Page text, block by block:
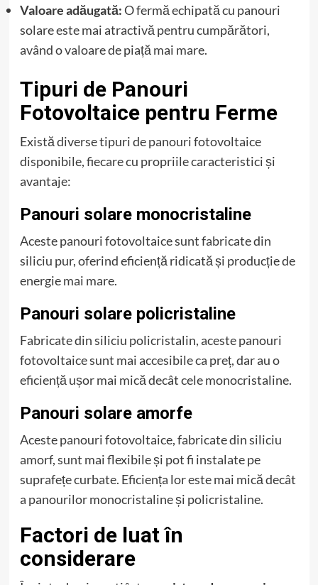
Valoare adăugată:O fermă echipată cu panouri
solare este mai atractivă pentru cumpărători,
având o valoare de piață mai mare.
Tipuri de Panouri
Fotovoltaice pentru Ferme
Există diverse tipuri de panouri fotovoltaice
disponibile, fiecare cu propriile caracteristici și
avantaje:
Panouri solare monocristaline
Aceste panouri fotovoltaice sunt fabricate din
siliciu pur, oferind eficiență ridicată și producție de
energie mai mare.
Panouri solare policristaline
Fabricate din siliciu policristalin, aceste panouri
fotovoltaice sunt mai accesibile ca preț, dar au o
eficiență ușor mai mică decât cele monocristaline.
Panouri solare amorfe
Aceste panouri fotovoltaice, fabricate din siliciu
amorf, sunt mai flexibile și pot fi instalate pe
suprafețe curbate. Eficiența lor este mai mică decât
a panourilor monocristaline și policristaline.
Factori de luat în
considerare